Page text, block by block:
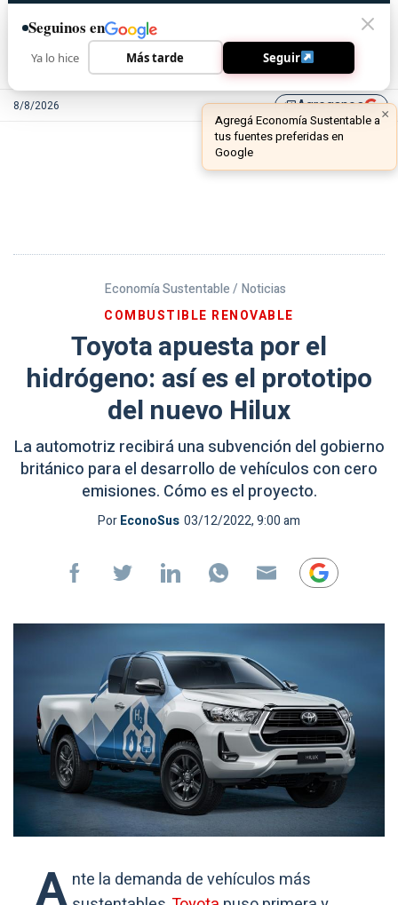
8/8/2026 library_addAgreganos
Economía Sustentable / Noticias
COMBUSTIBLE RENOVABLE
Toyota apuesta por el
hidrógeno: así es el prototipo
del nuevo Hilux
La automotriz recibirá una subvención del gobierno
británico para el desarrollo de vehículos con cero
emisiones. Cómo es el proyecto.
PorEconoSus 03/12/2022, 9:00 am
A nte la demanda de vehículos más
Seguinos en
Ya lo hice Más tarde Seguir